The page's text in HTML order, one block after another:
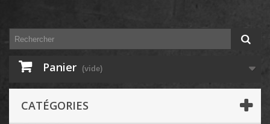
Panier (vide)
CATÉGORIES